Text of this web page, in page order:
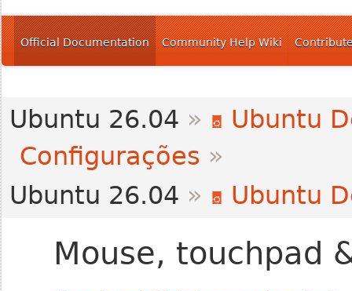
Official Documentation Community Help Wiki
Ubuntu 26.04 »
Ubuntu
Configurações »
Ubuntu 26.04 » Ubuntu
Mouse, touchpad